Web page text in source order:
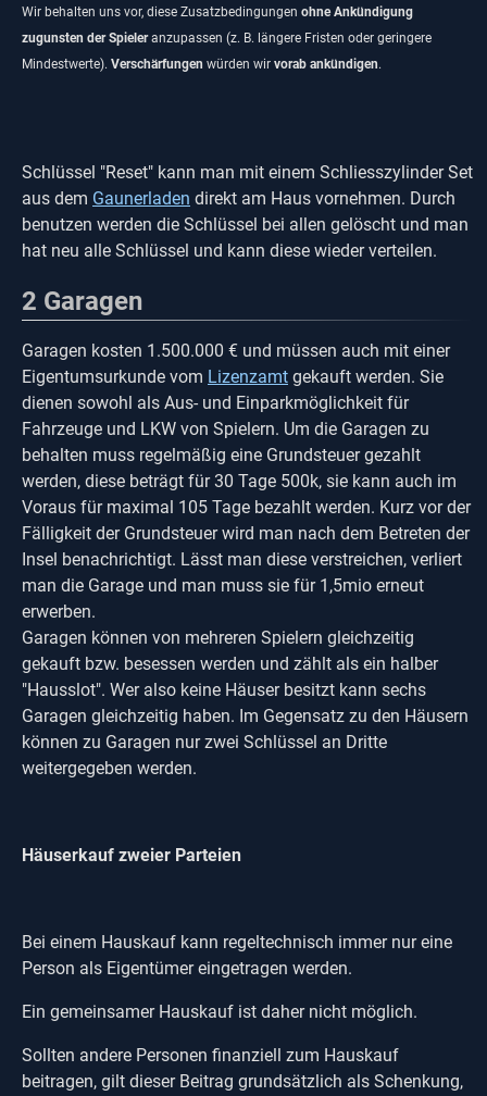
Wir behalten uns vor, diese Zusatzbedingungen ohne Ankündigung
zugunsten der Spieleranzupassen (z. B. längere Fristen oder geringere
Mindestwerte). Verschärfungen würden wir vorab ankündigen.
Schlüssel "Reset" kann man mit einem Schliesszylinder Set
aus dem Gaunerladen direkt am Haus vornehmen. Durch
benutzen werden die Schlüssel bei allen gelöscht und man
hat neu alle Schlüssel und kann diese wieder verteilen.
2 Garagen
Garagen kosten 1.500.000 € und müssen auch mit einer
Eigentumsurkunde vom Lizenzamt gekauft werden. Sie
dienen sowohl als Aus- und Einparkmöglichkeit für
Fahrzeuge und LKW von Spielern. Um die Garagen zu
behalten muss regelmäßig eine Grundsteuer gezahlt
werden, diese beträgt für 30 Tage 500k, sie kann auch im
Voraus für maximal 105 Tage bezahlt werden. Kurz vor der
Fälligkeit der Grundsteuer wird man nach dem Betreten der
Insel benachrichtigt. Lässt man diese verstreichen, verliert
man die Garage und man muss sie für 1,5mio erneut
erwerben.
Garagen können von mehreren Spielern gleichzeitig
gekauft bzw. besessen werden und zählt als ein halber
"Hausslot". Wer also keine Häuser besitzt kann sechs
Garagen gleichzeitig haben. Im Gegensatz zu den Häusern
können zu Garagen nur zwei Schlüssel an Dritte
weitergegeben werden.
Häuserkauf zweier Parteien
Bei einem Hauskauf kann regeltechnisch immer nur eine
Person als Eigentümer eingetragen werden.
Ein gemeinsamer Hauskauf ist daher nicht möglich.
Sollten andere Personen finanziell zum Hauskauf
beitragen, gilt dieser Beitrag grundsätzlich als Schenkung,